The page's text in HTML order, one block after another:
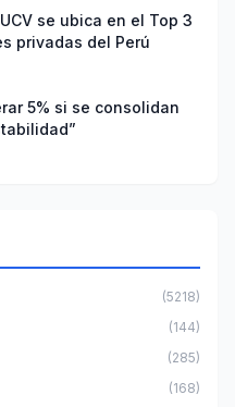
se ubica en el Top 3
privadas del Perú
5% si se consolidan
(5218)
(144)
(285)
(168)